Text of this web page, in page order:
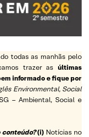
todas as manhãs pelo
trazer as últimas
informado e fique por
Environmental, Social
– Ambiental, Social e
(i) Notícias no